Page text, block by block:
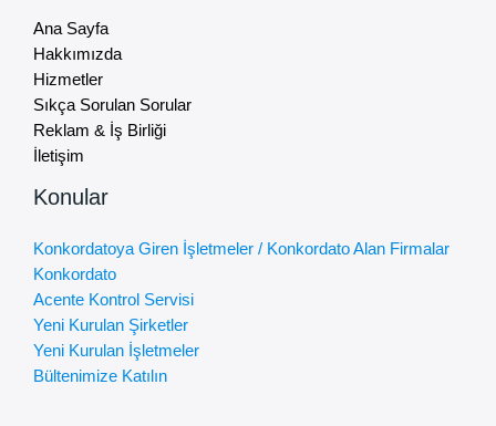
Ana Sayfa
Hakkımızda
Hizmetler
Sıkça Sorulan Sorular
Reklam & İş Birliği
İletişim
Konular
Konkordatoya Giren İşletmeler / Konkordato Alan Firmalar
Konkordato
Acente Kontrol Servisi
Yeni Kurulan Şirketler
Yeni Kurulan İşletmeler
Bültenimize Katılın